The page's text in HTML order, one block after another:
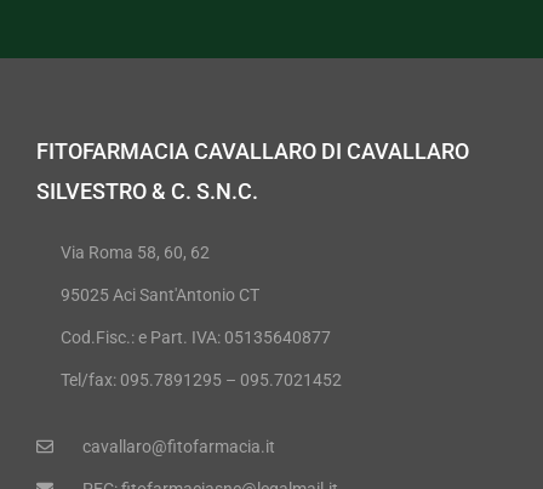
FITOFARMACIA CAVALLARO DI CAVALLARO
SILVESTRO & C. S.N.C.
Via Roma 58, 60, 62
95025 Aci Sant'Antonio CT
Cod.Fisc.: e Part. IVA: 05135640877
Tel/fax: 095.7891295 – 095.7021452
cavallaro@fitofarmacia.it